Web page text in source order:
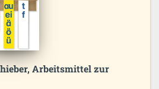
Arbeitsmittel zur